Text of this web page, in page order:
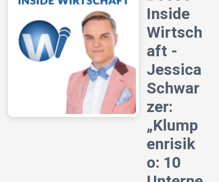
Inside
Wirtsch
aft -
Jessica
Schwar
zer:
„Klump
enrisik
o: 10